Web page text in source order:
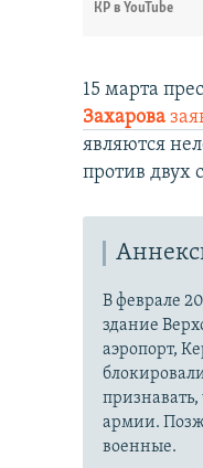
КР в YouTube
15 марта
Захарова
являются
против двух
В феврале
здание
аэропорт,
армии.
военные.